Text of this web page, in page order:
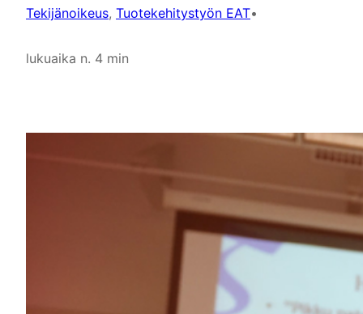
Tekijänoikeus, Tuotekehitystyön EAT•
lukuaika n. 4 min